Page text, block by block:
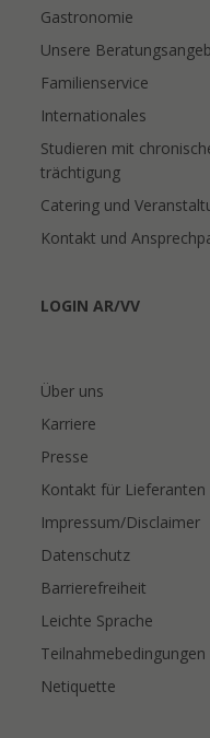
Gastronomie
Unsere
Familienservice
Internationales
Studieren mit
trächtigung
Catering und
Kontakt und
LOGIN AR/VV
Über uns
Karriere
Presse
Kontakt für Lieferanten
Impressum/Disclaimer
Datenschutz
Barrierefreiheit
Leichte Sprache
Netiquette